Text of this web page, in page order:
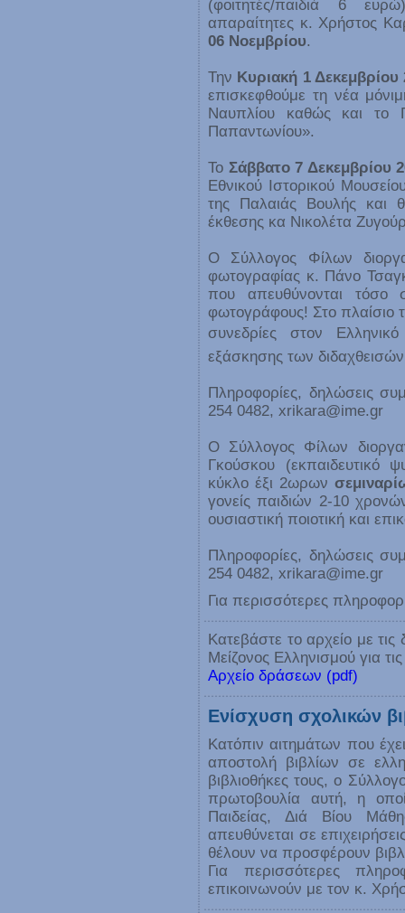
(φοιτητές/παιδιά 6
απαραίτητες κ. Χρήστος
06 Νοεμβρίου.
Την Κυριακή 1 Δεκεμβρίου
επισκεφθούμε τη νέα
Ναυπλίου καθώς και το
Παπαντωνίου».
Το Σάββατο 7 Δεκεμβρίου
Εθνικού Ιστορικού
της Παλαιάς Βουλής και
έκθεσης κα Νικολέτα
Ο Σύλλογος Φίλων
φωτογραφίας κ. Πάνο
που απευθύνονται τόσο
φωτογράφους! Στο πλαίσιο
συνεδρίες στον
εξάσκησης των
Πληροφορίες, δηλώσεις
254 0482, xrikara@ime.gr
Ο Σύλλογος Φίλων
Γκούσκου (εκπαιδευτικό
κύκλο έξι 2ωρων
γονείς παιδιών 2-10
ουσιαστική ποιοτική και
Πληροφορίες, δηλώσεις
254 0482, xrikara@ime.gr
Για περισσότερες
Κατεβάστε το αρχείο με
Μείζονος Ελληνισμού για
Αρχείο δράσεων (pdf)
Ενίσχυση σχολικών
Κατόπιν αιτημάτων που
αποστολή βιβλίων σε
βιβλιοθήκες τους, ο
πρωτοβουλία αυτή, η
Παιδείας, Διά Βίου
απευθύνεται σε
θέλουν να προσφέρουν
Για περισσότερες
επικοινωνούν με τον κ.